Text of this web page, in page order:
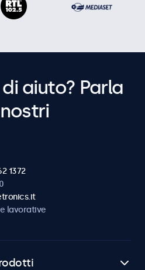
aiuto? Parla
1372
lavorative